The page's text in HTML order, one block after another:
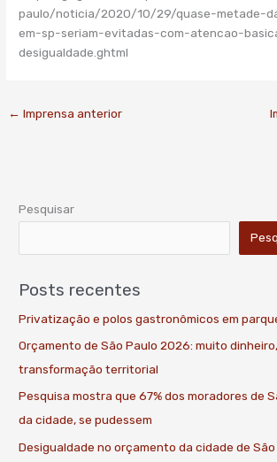
paulo/noticia/2020/10/29/quase-metade-
em-sp-seriam-evitadas-com-atencao-
desigualdade.ghtml
← Imprensa anterior
Pesquisar
Posts recentes
Privatização e polos gastronômicos em
Orçamento de São Paulo 2026: muito
transformação territorial
Pesquisa mostra que 67% dos moradores de
da cidade, se pudessem
Desigualdade no orçamento da cidade de